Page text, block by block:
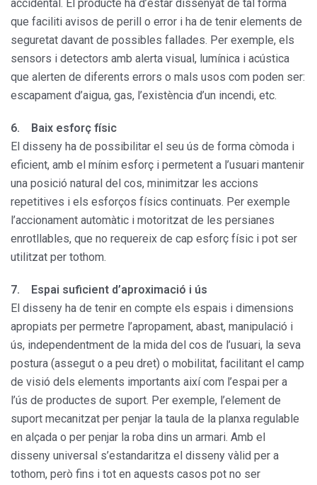
accidental. El producte ha d’estar dissenyat de tal forma
que faciliti avisos de perill o error i ha de tenir elements de
seguretat davant de possibles fallades. Per exemple, els
sensors i detectors amb alerta visual, lumínica i acústica
que alerten de diferents errors o mals usos com poden ser:
escapament d’aigua, gas, l’existència d’un incendi, etc.
6. Baix esforç físic
El disseny ha de possibilitar el seu ús de forma còmoda i
eficient, amb el mínim esforç i permetent a l’usuari mantenir
una posició natural del cos, minimitzar les accions
repetitives i els esforços físics continuats. Per exemple
l’accionament automàtic i motoritzat de les persianes
enrotllables, que no requereix de cap esforç físic i pot ser
utilitzat per tothom.
7. Espai suficient d’aproximació i ús
El disseny ha de tenir en compte els espais i dimensions
apropiats per permetre l’apropament, abast, manipulació i
ús, independentment de la mida del cos de l’usuari, la seva
postura (assegut o a peu dret) o mobilitat, facilitant el camp
de visió dels elements importants així com l’espai per a
l’ús de productes de suport. Per exemple, l’element de
suport mecanitzat per penjar la taula de la planxa regulable
en alçada o per penjar la roba dins un armari. Amb el
disseny universal s’estandaritza el disseny vàlid per a
tothom, però fins i tot en aquests casos pot no ser